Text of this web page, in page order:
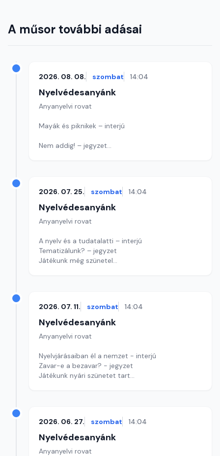
A műsor további adásai
2026. 08. 08. szombat 14:04
Nyelvédesanyánk
Anyanyelvi rovat
Mayák és piknikek – interjú
Nem addig! – jegyzet
2026. 07. 25.
szombat 14:04
Nyelvédesanyánk
Anyanyelvi rovat
A nyelv és a tudatalatti – interjú
Tematizálunk? – jegyzet
Játékunk még szünetel
2026. 07. 11. szombat 14:04
Nyelvédesanyánk
Anyanyelvi rovat
Nyelvjárásaiban él a nemzet - interjú
Zavar-e a bezavar? - jegyzet
Játékunk nyári szünetet tart
2026. 06. 27. szombat 14:04
Nyelvédesanyánk
Anyanyelvi rovat